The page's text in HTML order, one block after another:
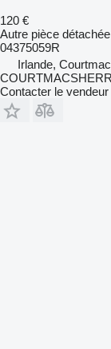
120 €
Autre pièce
04375059R
Irlande,
Contacter le vendeur